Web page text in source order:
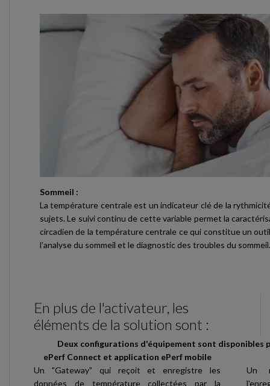
Sommeil :
La température centrale est un indicateur clé de la
sujets. Le suivi continu de cette variable permet la
circadien de la température centrale ce qui constitue un
l’analyse du sommeil et le diagnostic des troubles du sommeil.
En plus de l'activateur, les
éléments de la solution sont :
Deux configurations d'équipement sont disponibles
ePerf Connect et application ePerf mobile
Un "Gateway" qui reçoit et enregistre les
données de température collectées par la
Un